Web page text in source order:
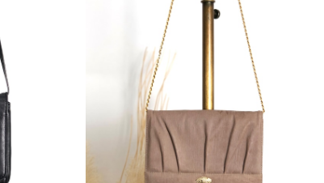
確認された場合には、当店の検品時の見落としとして
し、全スタッフで共有してまいります。 オンラインで
状態確認とご案内に努めてまいります。
商品が直ぐに届きました。思った以上に素敵なお品でした。またご